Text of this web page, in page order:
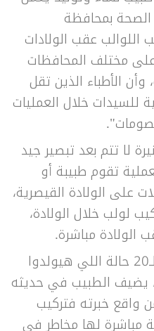
بمحافظة
اللوالب عقب الولادات
مختلف المحافظات
الأطباء الذين تقل
للسيدات خلال العمليات
لا تتم بعد تبصير جيد
تقوم طبيبة أو
على الولادة القيصرية،
لولب خلال الولادة،
الولادة مباشرة.
"بعدها الحكيمة بتمضي للـ20 حالة اللي هيولدوا
يضيف الطبيب في حديثه
واقع خبرته فتركيب
مباشرة لها مخاطر في